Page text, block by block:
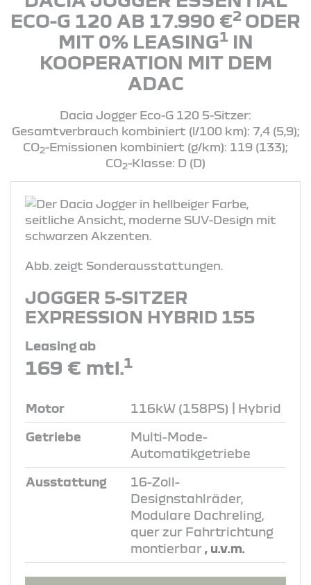
ECO-G 120 AB 17.990 €2 ODER
MIT 0% LEASING1IN
KOOPERATION MIT DEM
ADAC
Dacia Jogger Eco-G 120 5-Sitzer:
Gesamtverbrauch kombiniert (l/100 km): 7,4 (5,9);
CO2-Emissionen kombiniert (g/km): 119 (133);
CO2-Klasse: D (D)
Abb. zeigt Sonderausstattungen.
JOGGER 5-SITZER
EXPRESSION HYBRID 155
Leasing ab
169 € mtl.1
Motor 116kW (158PS) | Hybrid
Getriebe
Multi-Mode-
Automatikgetriebe
Ausstattung
16-Zoll-
Designstahlräder,
Modulare Dachreling,
quer zur Fahrtrichtung
montierbar , u.v.m.